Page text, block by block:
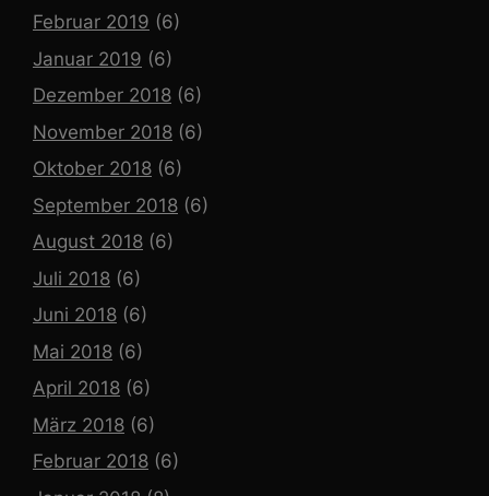
Februar 2019 (6)
Januar 2019 (6)
Dezember 2018 (6)
November 2018 (6)
Oktober 2018 (6)
September 2018 (6)
August 2018 (6)
Juli 2018 (6)
Juni 2018 (6)
Mai 2018 (6)
April 2018 (6)
März 2018 (6)
Februar 2018 (6)